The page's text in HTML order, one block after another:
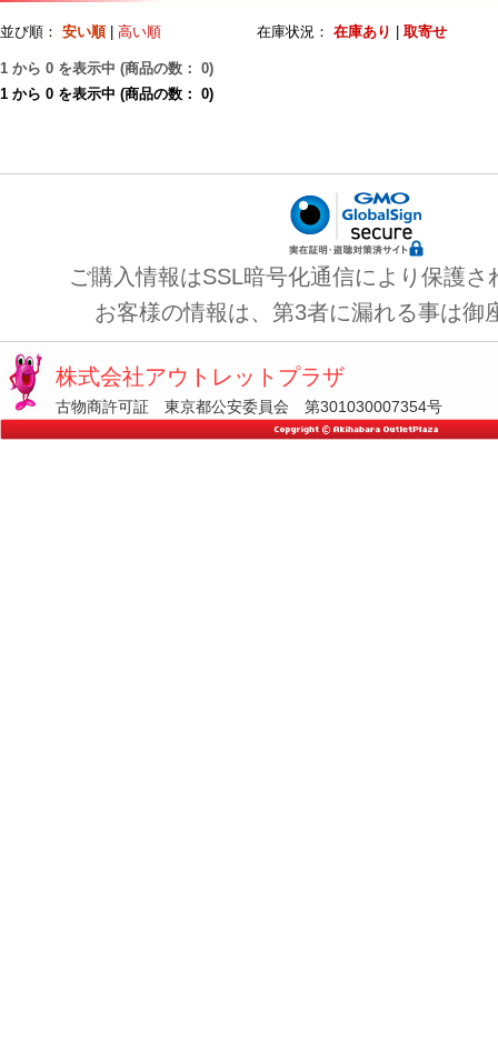
並び順： 安い順| 高い順 在庫状況： 在庫あり 取寄せ
1 から 0 を表示中 (商品の数： 0)
1 から 0 を表示中 (商品の数： 0)
ご購入情報はSSL暗号化通信により保護さ
お客様の情報は、第3者に漏れる事は御
株式会社アウトレットプラザ
古物商許可証 東京都公安委員会 第301030007354号